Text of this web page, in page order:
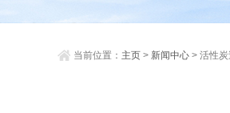
当前位置： 主页 > 新闻中心 > 活性